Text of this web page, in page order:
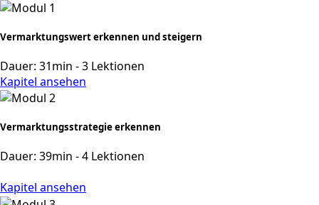
Vermarktungswert erkennen und steigern
Dauer: 31min - 3 Lektionen
Kapitel ansehen
Vermarktungsstrategie erkennen
Dauer: 39min - 4 Lektionen
Kapitel ansehen